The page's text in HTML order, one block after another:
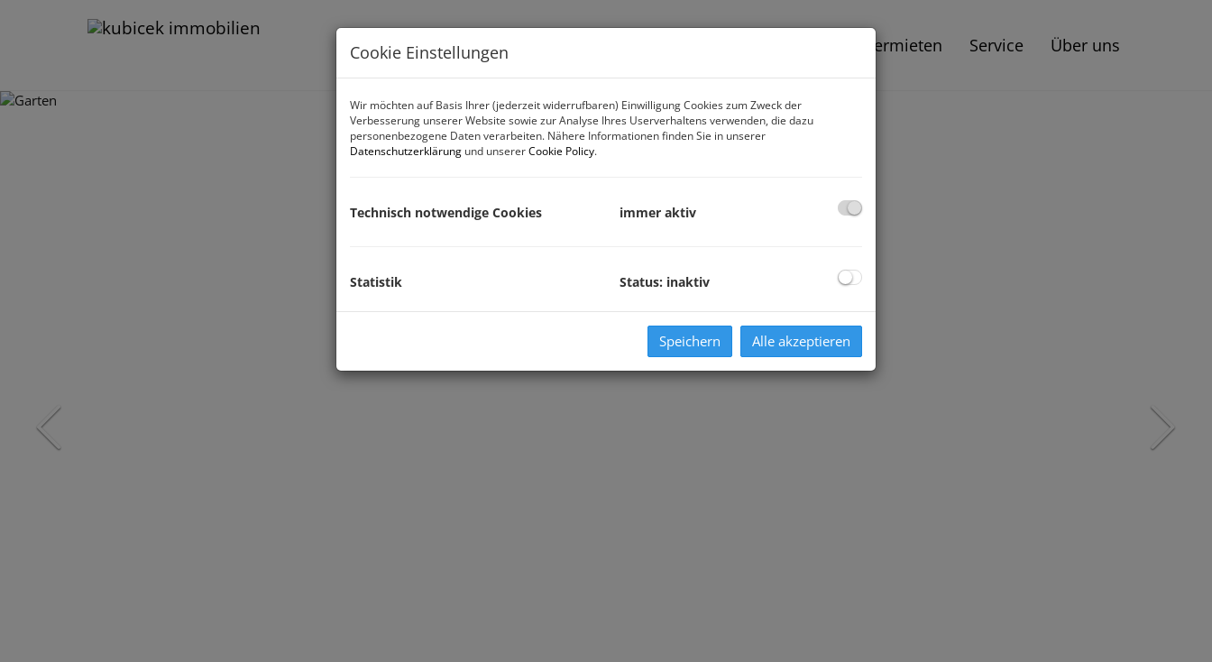
Verkaufen | Vermieten Service Über uns
Cookie Einstellungen
Wir möchten auf Basis Ihrer (jederzeit widerrufbaren) Einwilligung Cookies zum Zweck der
Verbesserung unserer Website sowie zur Analyse Ihres Userverhaltens verwenden, die dazu
personenbezogene Daten verarbeiten. Nähere Informationen finden Sie in unserer
Datenschutzerklärung und unsererCookie Policy.
Technisch notwendige Cookies immer aktiv
Statistik Status: inaktiv
Speichern Alle akzeptieren